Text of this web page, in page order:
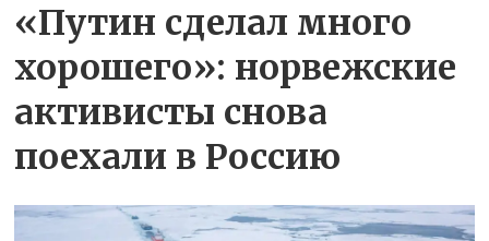
«Путин сделал много
хорошего»: норвежские
активисты снова
поехали в Россию